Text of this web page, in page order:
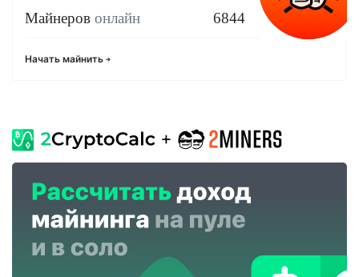
Майнеров онлайн 6844
Начать майнить